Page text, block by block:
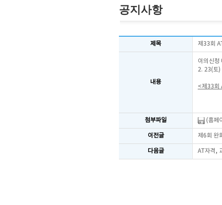
공지사항
제목 제33회
내용
이의신청
2. 23(토)
<제33회
첨부파일 (홈페
이전글 제6회 완
다음글 AT자격,